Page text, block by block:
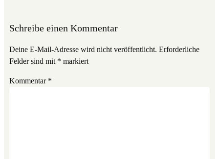
Schreibe einen Kommentar
Deine E-Mail-Adresse wird nicht veröffentlicht. Erforderliche
Felder sind mit * markiert
Kommentar *